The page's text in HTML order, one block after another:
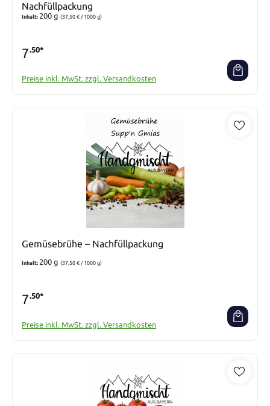
Nachfüllpackung
Inhalt: 200 g (37,50 € / 1000 g)
7.50*
Preise inkl. MwSt. zzgl. Versandkosten
Gemüsebrühe – Nachfüllpackung
Inhalt: 200 g (37,50 € / 1000 g)
7.50*
Preise inkl. MwSt. zzgl. Versandkosten